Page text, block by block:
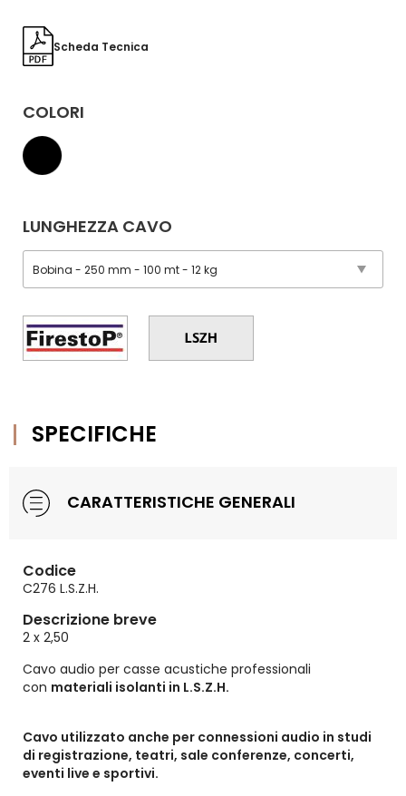
Scheda Tecnica
COLORI
LUNGHEZZA CAVO
SPECIFICHE
CARATTERISTICHE GENERALI
Codice
C276 L.S.Z.H.
Descrizione breve
2 x 2,50
Cavo audio per casse acustiche professionali
con materiali isolanti in L.S.Z.H.
Cavo utilizzato anche per connessioni audio in studi
di registrazione, teatri, sale conferenze, concerti,
eventi live e sportivi.